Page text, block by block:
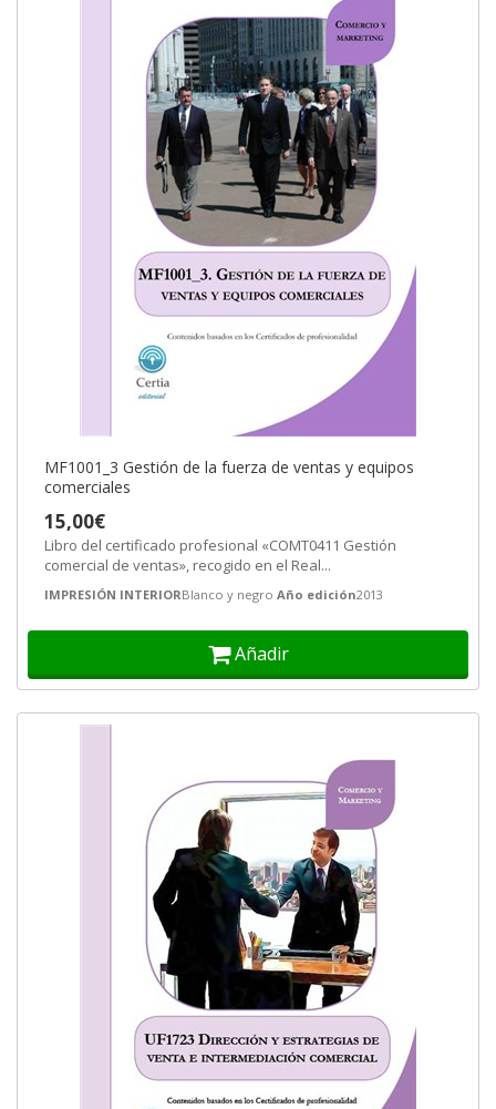
MF1001_3 Gestión de la fuerza de ventas y equipos
comerciales
15,00€
Libro del certificado profesional «COMT0411 Gestión
comercial de ventas», recogido en el Real...
IMPRESIÓN INTERIORBlanco y negro Año edición2013
Añadir